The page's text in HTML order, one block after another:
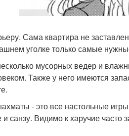
Сама квартира не
уголке только самые
мусорных ведер и
Также у него имеются
- это все настольные
санзу. Видимо к харучие часто